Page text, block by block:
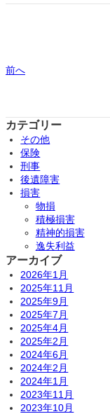
前へ
カテゴリー
その他
保険
刑事
後遺障害
損害
物損
積極損害
精神的損害
逸失利益
アーカイブ
2026年1月
2025年11月
2025年9月
2025年7月
2025年4月
2025年2月
2024年6月
2024年2月
2024年1月
2023年11月
2023年10月